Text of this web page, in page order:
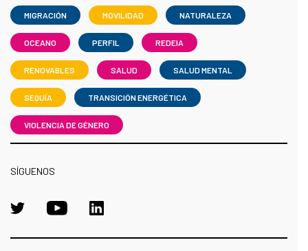
MIGRACIÓN MOVILIDAD NATURALEZA
OCEANO PERFIL REDEIA
RENOVABLES SALUD SALUD MENTAL
SEQUÍA TRANSICIÓN ENERGÉTICA
VIOLENCIA DE GÉNERO
SÍGUENOS